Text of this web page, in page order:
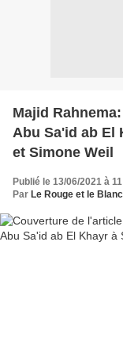
Majid
Abu Sa'id ab El
et Simone Weil
Publié le 13/06/2021 à
Par Le Rouge et le Blanc